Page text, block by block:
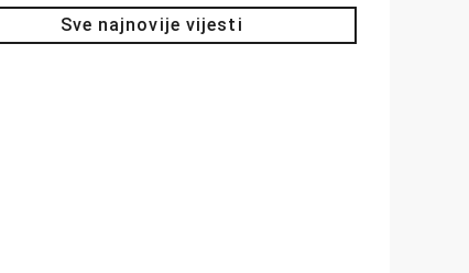
Sve najnovije vijesti